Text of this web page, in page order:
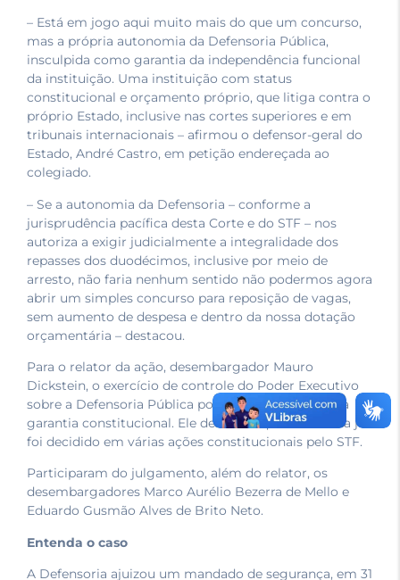
– Está em jogo aqui muito mais do que um concurso,
mas a própria autonomia da Defensoria Pública,
insculpida como garantia da independência funcional
da instituição. Uma instituição com status
constitucional e orçamento próprio, que litiga contra o
próprio Estado, inclusive nas cortes superiores e em
tribunais internacionais – afirmou o defensor-geral do
Estado, André Castro, em petição endereçada ao
colegiado.
– Se a autonomia da Defensoria – conforme a
jurisprudência pacífica desta Corte e do STF – nos
autoriza a exigir judicialmente a integralidade dos
repasses dos duodécimos, inclusive por meio de
arresto, não faria nenhum sentido não podermos agora
abrir um simples concurso para reposição de vagas,
sem aumento de despesa e dentro da nossa dotação
orçamentária – destacou.
Para o relator da ação, desembargador Mauro
Dickstein, o exercício de controle do Poder Executivo
sobre a Defensoria Pública poderia tornar ineficaz a
garantia constitucional. Ele destacou que esse tema já
foi decidido em várias ações constitucionais pelo STF.
Participaram do julgamento, além do relator, os
desembargadores Marco Aurélio Bezerra de Mello e
Eduardo Gusmão Alves de Brito Neto.
Entenda o caso
A Defensoria ajuizou um mandado de segurança, em 31